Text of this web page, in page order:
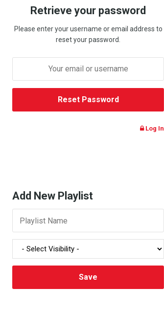
Retrieve your password
Please enter your username or email address to
reset your password.
Log In
Add New Playlist